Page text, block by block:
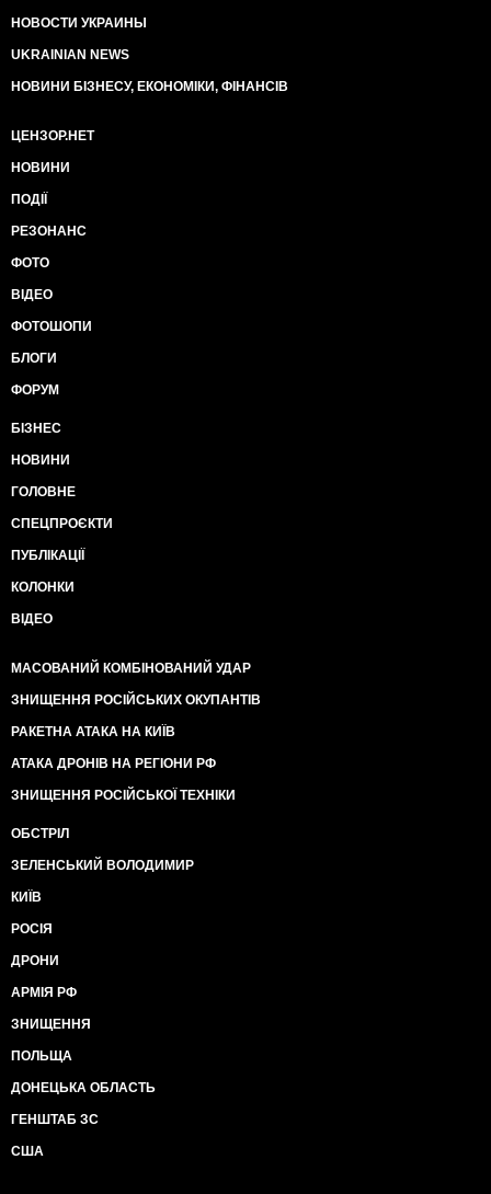
НОВОСТИ УКРАИНЫ
UKRAINIAN NEWS
НОВИНИ БІЗНЕСУ, ЕКОНОМІКИ, ФІНАНСІВ
ЦЕНЗОР.НЕТ
НОВИНИ
ПОДІЇ
РЕЗОНАНС
ФОТО
ВІДЕО
ФОТОШОПИ
БЛОГИ
ФОРУМ
БІЗНЕС
НОВИНИ
ГОЛОВНЕ
СПЕЦПРОЄКТИ
ПУБЛІКАЦІЇ
КОЛОНКИ
ВІДЕО
МАСОВАНИЙ КОМБІНОВАНИЙ УДАР
ЗНИЩЕННЯ РОСІЙСЬКИХ ОКУПАНТІВ
РАКЕТНА АТАКА НА КИЇВ
АТАКА ДРОНІВ НА РЕГІОНИ РФ
ЗНИЩЕННЯ РОСІЙСЬКОЇ ТЕХНІКИ
ОБСТРІЛ
ЗЕЛЕНСЬКИЙ ВОЛОДИМИР
КИЇВ
РОСІЯ
ДРОНИ
АРМІЯ РФ
ЗНИЩЕННЯ
ПОЛЬЩА
ДОНЕЦЬКА ОБЛАСТЬ
ГЕНШТАБ ЗС
США